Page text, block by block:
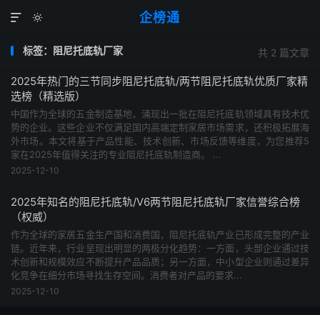
企榜通


共 2 篇文章
标签：阻尼托底轨厂家
2025年热门的三节同步阻尼托底轨/两节阻尼托底轨优质厂家精
选榜（精选版）
中国作为全球的五金制造基地，涌现出一批在阻尼托底轨领域具有技术优
势的企业。这些企业不仅满足国内高端定制家居市场需求，还积极拓展海
外市场。本文将基于产品性能、技术创新、市场反馈等维度，为您推荐5
家在2025年值得关注的专业阻尼托底轨制造商。 ...
2025-12-10
2025年知名的阻尼托底轨/V6两节阻尼托底轨厂家信誉综合榜
（权威）
作为全球的家居五金生产国和消费国，阻尼托底轨产业已形成完整的产业
链。近年来，行业呈现出明显的两极分化趋势：一方面，头部企业通过技
术创新和规模效应不断提升产品品质；另一方面，中小型企业则通过差异
化竞争在细分市场寻找生存空间。消费者对产品的要求...
2025-12-10